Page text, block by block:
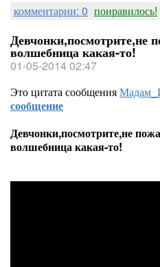
комментарии: 0 понравилось!
Девчонки,посмотрите,не
волшебница какая-то!
01-05-2014 02:47
Это цитата сообщения
сообщение
Девчонки,посмотрите,не
волшебница какая-то!